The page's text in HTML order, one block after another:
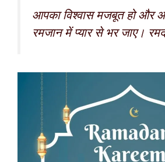
आपका विश्वास मजबूत हो और
रमजान में प्यार से भर जाए।